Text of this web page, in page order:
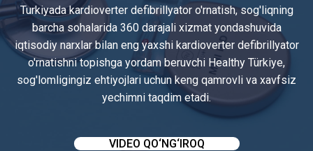
t
n
Turkiyada kardioverter defibrillyator o'rnatish, sog'liqning
barcha sohalarida 360 darajali xizmat yondashuvida
iqtisodiy narxlar bilan eng yaxshi kardioverter defibrillyator
o'rnatishni topishga yordam beruvchi Healthy Türkiye,
sog'lomligingiz ehtiyojlari uchun keng qamrovli va xavfsiz
yechimni taqdim etadi.
VIDEO QO‘NG‘IROQ